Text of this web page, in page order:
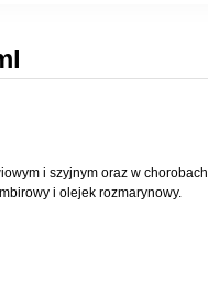
i szyjnym oraz w chorobach
i olejek rozmarynowy.